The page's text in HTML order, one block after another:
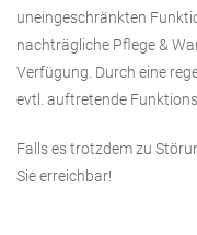
uneingeschränkten
nachträgliche Pflege &
Verfügung. Durch eine
evtl. auftretende
Falls es trotzdem zu
Sie erreichbar!